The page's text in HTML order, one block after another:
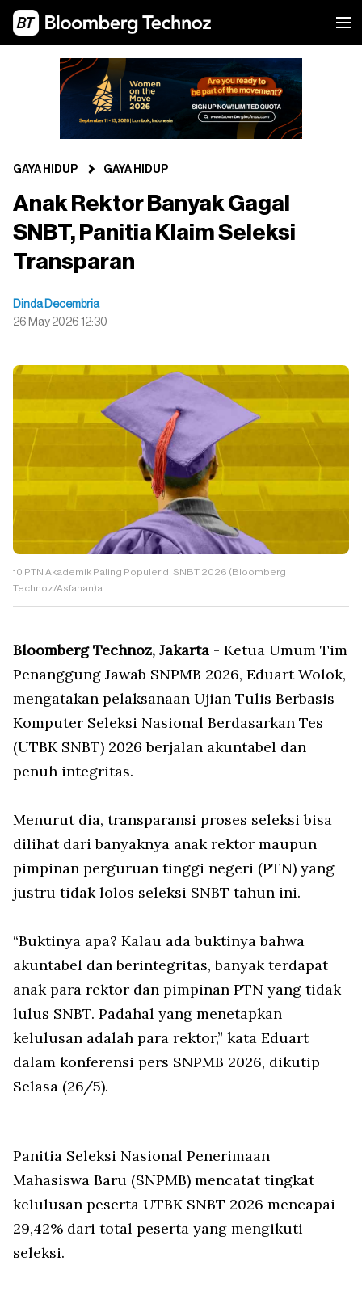
GAYA HIDUP GAYA HIDUP
Anak Rektor Banyak Gagal
SNBT, Panitia Klaim Seleksi
Transparan
Dinda Decembria
26 May 2026 12:30
10 PTN Akademik Paling Populer di SNBT 2026 (Bloomberg
Technoz/Asfahan)a
Bloomberg Technoz, Jakarta - Ketua Umum Tim
Penanggung Jawab SNPMB 2026, Eduart Wolok,
mengatakan pelaksanaan Ujian Tulis Berbasis
Komputer Seleksi Nasional Berdasarkan Tes
(UTBK SNBT) 2026 berjalan akuntabel dan
penuh integritas.
Menurut dia, transparansi proses seleksi bisa
dilihat dari banyaknya anak rektor maupun
pimpinan perguruan tinggi negeri (PTN) yang
justru tidak lolos seleksi SNBT tahun ini.
“Buktinya apa? Kalau ada buktinya bahwa
akuntabel dan berintegritas, banyak terdapat
anak para rektor dan pimpinan PTN yang tidak
lulus SNBT. Padahal yang menetapkan
kelulusan adalah para rektor,” kata Eduart
dalam konferensi pers SNPMB 2026, dikutip
Selasa (26/5).
Panitia Seleksi Nasional Penerimaan
Mahasiswa Baru (SNPMB) mencatat tingkat
kelulusan peserta UTBK SNBT 2026 mencapai
29,42% dari total peserta yang mengikuti
seleksi.